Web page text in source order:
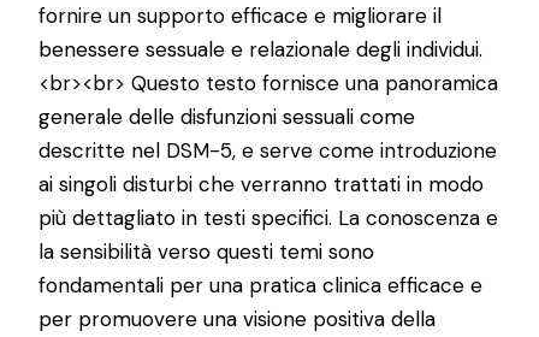
fornire un supporto efficace e migliorare il
benessere sessuale e relazionale degli individui.
<br><br> Questo testo fornisce una panoramica
generale delle disfunzioni sessuali come
descritte nel DSM-5, e serve come introduzione
ai singoli disturbi che verranno trattati in modo
più dettagliato in testi specifici. La conoscenza e
la sensibilità verso questi temi sono
fondamentali per una pratica clinica efficace e
per promuovere una visione positiva della